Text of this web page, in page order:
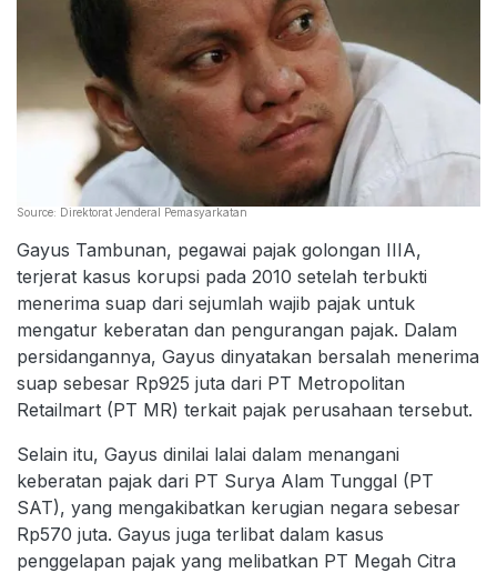
Source: Direktorat Jenderal Pemasyarkatan
Gayus Tambunan, pegawai pajak golongan IIIA,
terjerat kasus korupsi pada 2010 setelah terbukti
menerima suap dari sejumlah wajib pajak untuk
mengatur keberatan dan pengurangan pajak. Dalam
persidangannya, Gayus dinyatakan bersalah menerima
suap sebesar Rp925 juta dari PT Metropolitan
Retailmart (PT MR) terkait pajak perusahaan tersebut.
Selain itu, Gayus dinilai lalai dalam menangani
keberatan pajak dari PT Surya Alam Tunggal (PT
SAT), yang mengakibatkan kerugian negara sebesar
Rp570 juta. Gayus juga terlibat dalam kasus
penggelapan pajak yang melibatkan PT Megah Citra